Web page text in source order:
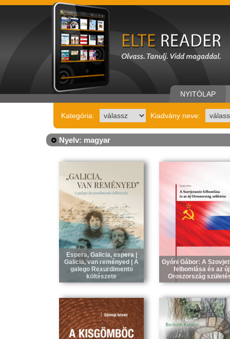
NYITÓLAP
Kategória: Kiadvány neve:
Nyelv: magyar
Espera, Galicia, espera |
Galicia, van reményed | A
galego Rexurdimento
költészete
Gyóni Gábor: A
felbomlása és az új
Oroszország